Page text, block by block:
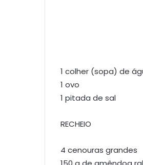
1 colher (sopa) de
1 ovo
1 pitada de sal
RECHEIO
4 cenouras grandes